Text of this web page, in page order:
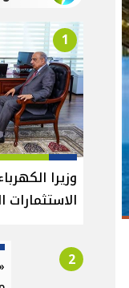
1
وزيرا
الاستثمارات
2